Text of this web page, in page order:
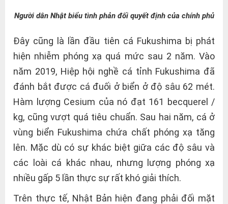
Người dân Nhật biểu tình phản đối quyết định của chính phủ
Đây cũng là lần đầu tiên cá Fukushima bị phát
hiện nhiễm phóng xạ quá mức sau 2 năm. Vào
năm 2019, Hiệp hội nghề cá tỉnh Fukushima đã
đánh bắt được cá đuối ở biển ở độ sâu 62 mét.
Hàm lượng Cesium của nó đạt 161 becquerel /
kg, cũng vượt quá tiêu chuẩn. Sau hai năm, cá ở
vùng biển Fukushima chứa chất phóng xạ tăng
lên. Mặc dù có sự khác biệt giữa các độ sâu và
các loài cá khác nhau, nhưng lượng phóng xạ
nhiều gấp 5 lần thực sự rất khó giải thích.
Trên thực tế, Nhật Bản hiện đang phải đối mặt